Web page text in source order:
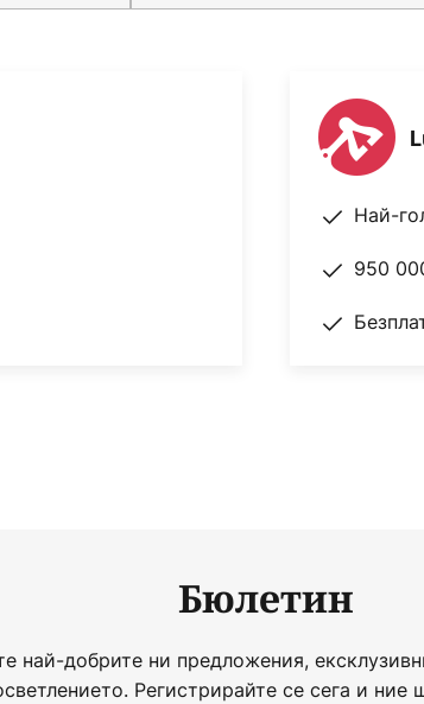
Най-
950
Бюлетин
най-добрите ни предложения,
Регистрирайте се сега и ние